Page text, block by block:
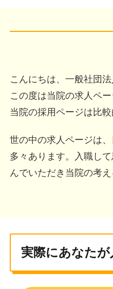
こんにちは、一般社団
この度は当院の求人ペ
当院の採用ページは比
世の中の求人ページは
多々あります。入職し
んでいただき当院の考
実際にあなた